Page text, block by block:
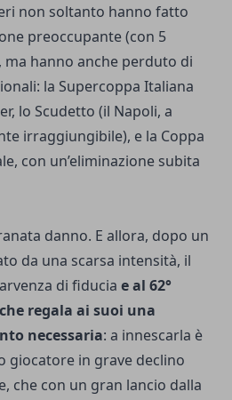
non soltanto hanno fatto
preoccupante (con 5
hanno anche perduto di
la Supercoppa Italiana
lo Scudetto (il Napoli, a
irraggiungibile), e la Coppa
con un’eliminazione subita
danno. E allora, dopo un
da una scarsa intensità, il
di fiducia e al 62°
regala ai suoi una
necessaria: a innescarla è
giocatore in grave declino
che con un gran lancio dalla